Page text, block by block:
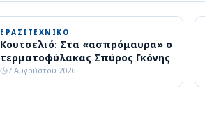
ΕΡΑΣΙΤΕΧΝΙΚΟ
Κουτσελιό: Στα «ασπρόμαυρα» ο
τερματοφύλακας Σπύρος Γκόνης
7 Αυγούστου 2026